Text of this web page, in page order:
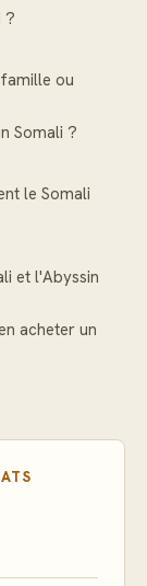
?
ou
Somali ?
le Somali
et l'Abyssin
acheter un